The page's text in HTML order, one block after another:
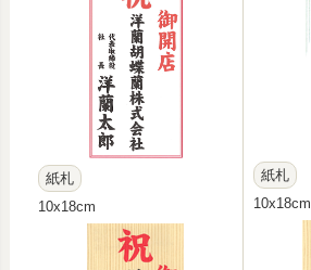
紙札
10x18cm
紙札
10x18cm